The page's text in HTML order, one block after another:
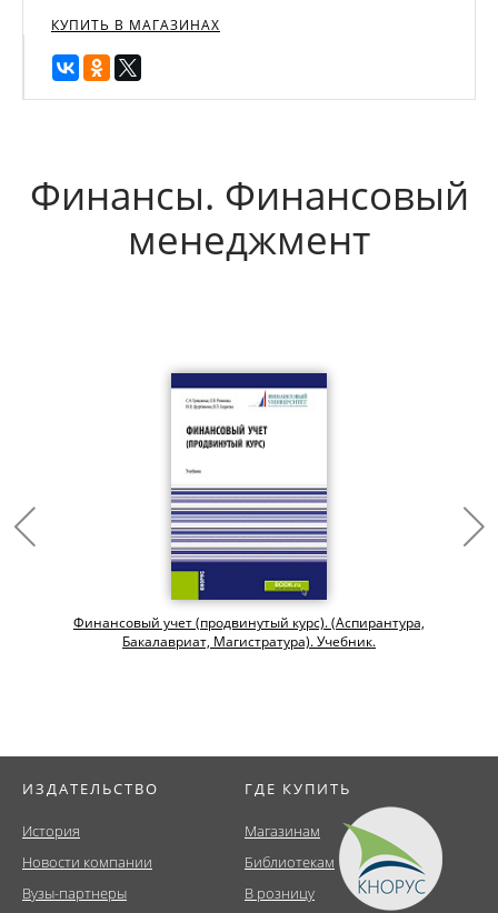
КУПИТЬ В МАГАЗИНАХ
Финансы. Финансовый
менеджмент
Финансовый учет (продвинутый курс). (Аспирантура,
Бакалавриат, Магистратура). Учебник.
ИЗДАТЕЛЬСТВО
История
Новости компании
Вузы-партнеры
ГДЕ КУПИТЬ
Магазинам
Библиотекам
В розницу